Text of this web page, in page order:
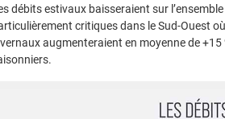
débits estivaux baisseraient sur
critiques dans le Sud-Ouest
augmenteraient en moyenne de